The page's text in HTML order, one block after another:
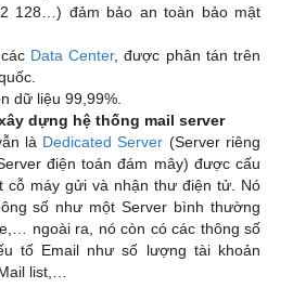
128…) đảm bảo an toàn bảo mật
Data Center, được phân tán trên
dữ liệu 99,99%.
dựng hệ thống mail server
là Dedicated Server (Server riêng
điện toán đám mây) được cấu
cỗ máy gửi và nhận thư điện tử. Nó
số như một Server bình thường
ngoài ra, nó còn có các thông số
tố Email như số lượng tài khoản
list,…